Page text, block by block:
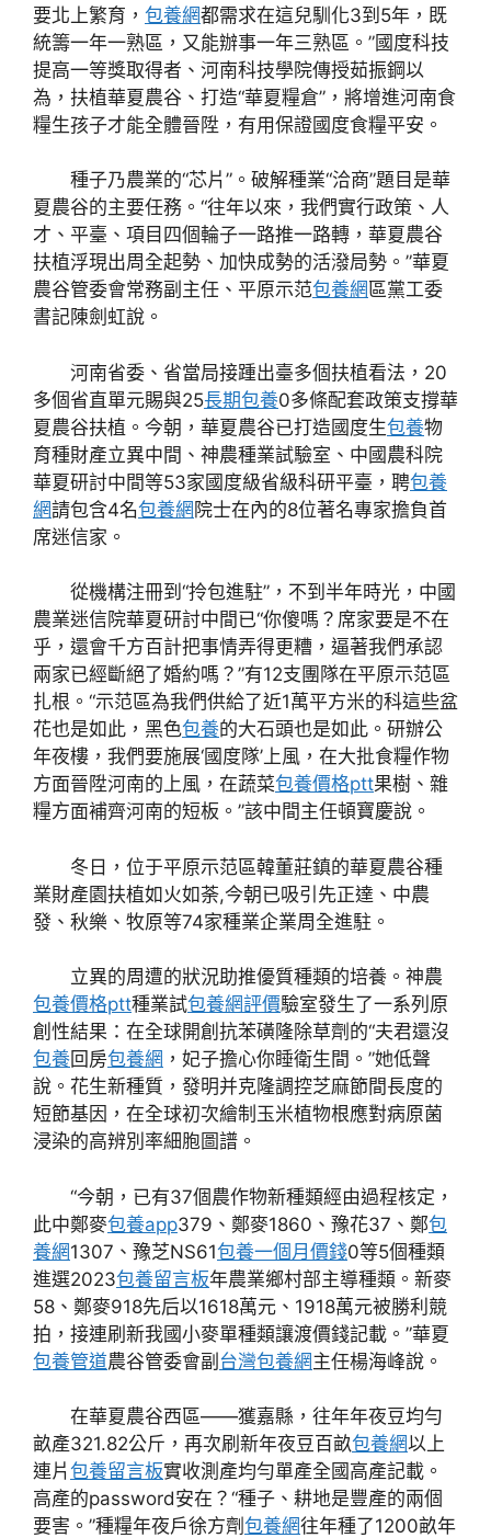
要北上繁育， 包養網都需求在這兒馴化3到5年，既
統籌一年一熟區，又能辦事一年三熟區。”國度科技
提高一等獎取得者、河南科技學院傳授茹振鋼以
為，扶植華夏農谷、打造“華夏糧倉”，將增進河南食
糧生孩子才能全體晉陞，有用保證國度食糧平安。
種子乃農業的“芯片”。破解種業“洽商”題目是華
夏農谷的主要任務。“往年以來，我們實行政策、人
才、平臺、項目四個輪子一路推一路轉，華夏農谷
扶植浮現出周全起勢、加快成勢的活潑局勢。”華夏
農谷管委會常務副主任、平原示范包養網區黨工委
書記陳劍虹說。
河南省委、省當局接踵出臺多個扶植看法，20
多個省直單元賜與25長期包養0多條配套政策支撐華
夏農谷扶植。今朝，華夏農谷已打造國度生包養物
育種財產立異中間、神農種業試驗室、中國農科院
華夏研討中間等53家國度級省級科研平臺，聘包養
網請包含4名包養網 院士在內的8位著名專家擔負首
席迷信家。
從機構注冊到“拎包進駐”，不到半年時光，中國
農業迷信院華夏研討中間已“你傻嗎？席家要是不在
乎，還會千方百計把事情弄得更糟，逼著我們承認
兩家已經斷絕了婚約嗎？”有12支團隊在平原示范區
扎根。“示范區為我們供給了近1萬平方米的科這些盆
花也是如此，黑色包養的大石頭也是如此。研辦公
年夜樓，我們要施展‘國度隊’上風，在大批食糧作物
方面晉陞河南的上風，在蔬菜包養價格ptt果樹、雜
糧方面補齊河南的短板。”該中間主任頓寶慶說。
冬日，位于平原示范區韓董莊鎮的華夏農谷種
業財產園扶植如火如荼,今朝已吸引先正達、中農
發、秋樂、牧原等74家種業企業周全進駐。
立異的周遭的狀況助推優質種類的培養。神農
包養價格ptt種業試包養網評價驗室發生了一系列原
創性結果：在全球開創抗苯磺隆除草劑的“夫君還沒
包養回房包養網 ，妃子擔心你睡衛生間。”她低聲
說。花生新種質，發明并克隆調控芝麻節間長度的
短節基因，在全球初次繪制玉米植物根應對病原菌
浸染的高辨別率細胞圖譜。
“今朝，已有37個農作物新種類經由過程核定，
此中鄭麥包養app379、鄭麥1860、豫花37、鄭包
養網1307、豫芝NS61包養一個月價錢0等5個種類
進選2023包養留言板年農業鄉村部主導種類。新麥
58、鄭麥918先后以1618萬元、1918萬元被勝利競
拍，接連刷新我國小麥單種類讓渡價錢記載。”華夏
包養管道農谷管委會副 台灣包養網主任楊海峰說。
在華夏農谷西區——獲嘉縣，往年年夜豆均勻
畝產321.82公斤，再次刷新年夜豆百畝包養網以上
連片 包養留言板實收測產均勻單產全國高產記載。
高產的password安在？“種子、耕地是豐產的兩個
要害。”種糧年夜戶徐方劑 包養網往年種了1200畝年